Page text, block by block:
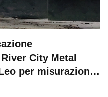
City Metal
per misurazioni